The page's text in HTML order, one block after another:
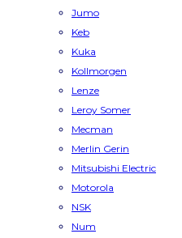
Jumo
Keb
Kuka
Kollmorgen
Lenze
Leroy Somer
Mecman
Merlin Gerin
Mitsubishi Electric
Motorola
NSK
Num